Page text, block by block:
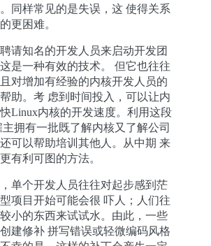
同样常见的是失误，这 使得关系
更困难。
请知名的开发人员来启动开发团
是一种有效的技术。 但它也往往
对增加有经验的内核开发人员的
助。考 虑到时间投入，可以让内
Linux内核的开发速度。利用这段
拥有一批既了解内核又了解公司
可以帮助培训其他人。从中期 来
有利可图的方法。
单个开发人员往往对起步感到茫
项目开始可能会很 吓人；人们往
小的东西来试试水。由此，一些
建修补 拼写错误或轻微编码风格